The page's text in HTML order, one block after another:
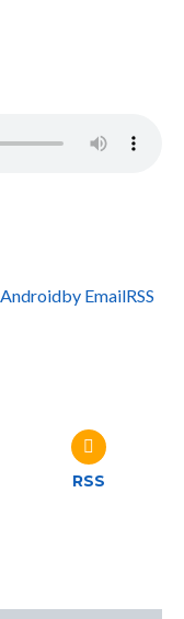
Androidby EmailRSS
RSS